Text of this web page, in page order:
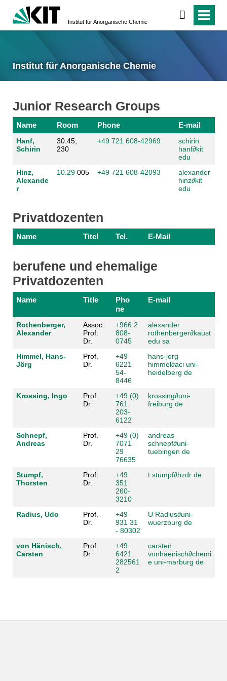
Institut für Anorganische Chemie
Institut für Anorganische Chemie
Junior Research Groups
Name Room Phone E-mail
Hanf,
Schirin
30.45,
230
+49 721 608-42969
schirin
hanf∂kit
edu
Hinz,
Alexande
r
10.29005 +49 721 608-42093
alexander
hinz∂kit
edu
Privatdozenten
Name Titel Tel. E-Mail
berufene und ehemalige
Privatdozenten
Name Title
Pho
ne
E-mail
Rothenberger,
Alexander
Assoc.
Prof.
Dr.
+966 2
808-
0745
alexander
rothenberger∂kaust
edu sa
Himmel, Hans-
Jörg
Prof.
Dr.
+49
6221
54-
8446
hans-jorg
himmel∂aci uni-
heidelberg de
Krossing, Ingo
Prof.
Dr.
+49 (0)
761
203-
6122
krossing∂uni-
freiburg de
Schnepf,
Andreas
Prof.
Dr.
+49 (0)
7071
29
76635
andreas
schnepf∂uni-
tuebingen de
Stumpf,
Thorsten
Prof.
Dr.
+49
351
260-
3210
t stumpf∂hzdr de
Radius, Udo
Prof.
Dr.
+49
931 31
- 80302
U Radius∂uni-
wuerzburg de
von Hänisch,
Carsten
Prof.
Dr.
+49
6421
282561
2
carsten
vonhaenisch∂chemi
e uni-marburg de